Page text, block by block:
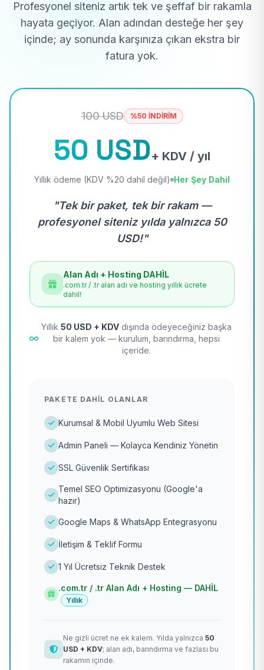
Profesyonel siteniz artık tek ve şeffaf bir rakamla
hayata geçiyor. Alan adından desteğe her şey
içinde; ay sonunda karşınıza çıkan ekstra bir
fatura yok.
100 USD %50 İNDİRİM
50 USD+ KDV / yıl
Yıllık ödeme (KDV %20 dahil değil) Her Şey Dahil
"Tek bir paket, tek bir rakam —
profesyonel siteniz yılda yalnızca 50
USD!"
Alan Adı + Hosting DAHİL
.com.tr / .tr alan adı ve hosting yıllık ücrete
dahil!
Yıllık 50 USD + KDV dışında ödeyeceğiniz başka
bir kalem yok — kurulum, barındırma, hepsi
içeride.
PAKETE DAHIL OLANLAR
Kurumsal & Mobil Uyumlu Web Sitesi
Admin Paneli — Kolayca Kendiniz Yönetin
SSL Güvenlik Sertifikası
Temel SEO Optimizasyonu (Google'a
hazır)
Google Maps & WhatsApp Entegrasyonu
İletişim & Teklif Formu
1 Yıl Ücretsiz Teknik Destek
.com.tr / .tr Alan Adı + Hosting — DAHİL
Yıllık
Ne gizli ücret ne ek kalem. Yılda yalnızca 50
USD + KDV; alan adı, barındırma ve fazlası bu
rakamın içinde.